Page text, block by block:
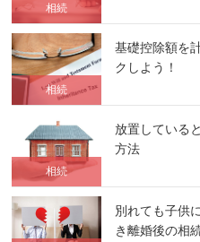
相続
相続
基礎控除額を
クしよう！
相続
放置している
方法
別れても子供
き離婚後の相